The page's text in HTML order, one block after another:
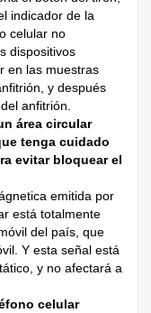
indicador de la
celular no
dispositivos
en las muestras
y después
anfitrión.
área circular
tenga cuidado
evitar bloquear el
emitida por
está totalmente
del país, que
Y esta señal está
y no afectará a
celular